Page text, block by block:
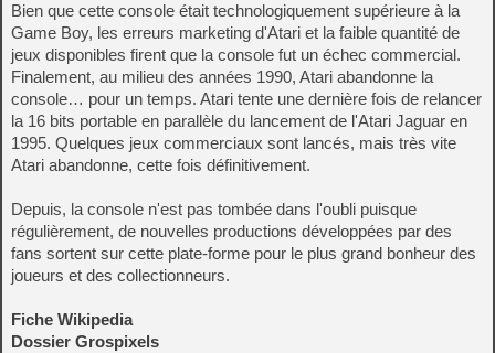
Bien que cette console était technologiquement supérieure à la
Game Boy, les erreurs marketing d'Atari et la faible quantité de
jeux disponibles firent que la console fut un échec commercial.
Finalement, au milieu des années 1990, Atari abandonne la
console… pour un temps. Atari tente une dernière fois de relancer
la 16 bits portable en parallèle du lancement de l'Atari Jaguar en
1995. Quelques jeux commerciaux sont lancés, mais très vite
Atari abandonne, cette fois définitivement.
Depuis, la console n'est pas tombée dans l'oubli puisque
régulièrement, de nouvelles productions développées par des
fans sortent sur cette plate-forme pour le plus grand bonheur des
joueurs et des collectionneurs.
Fiche Wikipedia
Dossier Grospixels